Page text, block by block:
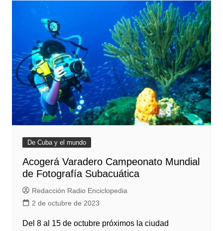
De Cuba y el mundo
Acogerá Varadero Campeonato Mundial
de Fotografía Subacuática
Redacción Radio Enciclopedia
2 de octubre de 2023
Del 8 al 15 de octubre próximos la ciudad